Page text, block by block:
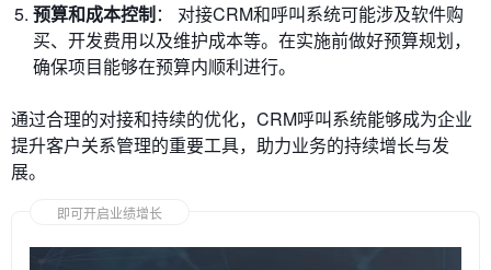
预算和成本控制： 对接CRM和呼叫系统可能涉及软件购
买、开发费用以及维护成本等。在实施前做好预算规划，
确保项目能够在预算内顺利进行。
通过合理的对接和持续的优化，CRM呼叫系统能够成为企业
提升客户关系管理的重要工具，助力业务的持续增长与发
展。
即可开启业绩增长